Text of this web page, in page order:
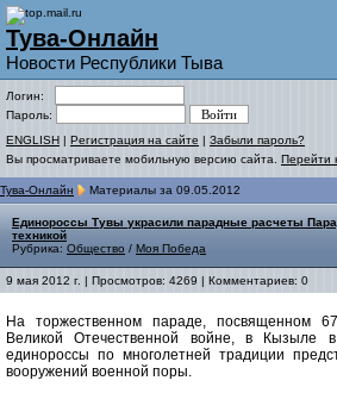
Тува-Онлайн
Новости Республики Тыва
Логин:
Пароль:
ENGLISH | Регистрация на сайте | Забыли пароль?
Вы просматриваете мобильную версию сайта. Перейти
Тува-Онлайн Материалы за 09.05.2012
Единороссы Тувы украсили парадные расчеты
техникой
Рубрика: Общество / Моя Победа
9 мая 2012 г. | Просмотров: 4269 | Комментариев: 0
На торжественном параде, посвященном
Великой Отечественной войне, в Кызыле
единороссы по многолетней традиции
вооружений военной поры.